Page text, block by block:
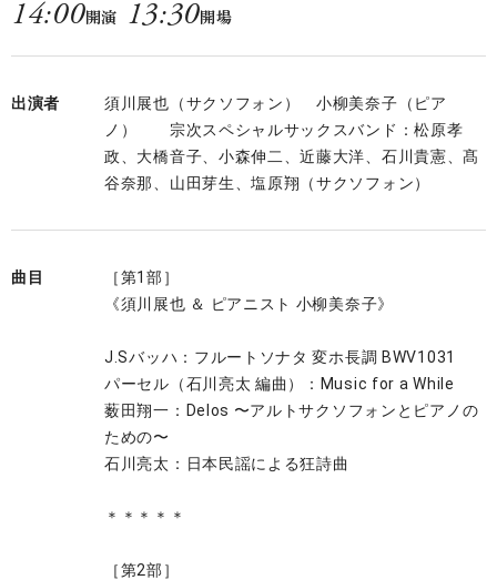
14:00開演 13:30開場
出演者
須川展也（サクソフォン） 小柳美奈子（ピア
ノ） 宗次スペシャルサックスバンド：松原孝
政、大橋音子、小森伸二、近藤大洋、石川貴憲、髙
谷奈那、山田芽生、塩原翔（サクソフォン）
曲目
［第1部］
《須川展也 ＆ ピアニスト 小柳美奈子》
J.Sバッハ：フルートソナタ 変ホ長調 BWV1031
パーセル（石川亮太 編曲）：Music for a While
薮田翔一：Delos 〜アルトサクソフォンとピアノの
ための〜
石川亮太：日本民謡による狂詩曲
＊＊＊＊＊
［第2部］